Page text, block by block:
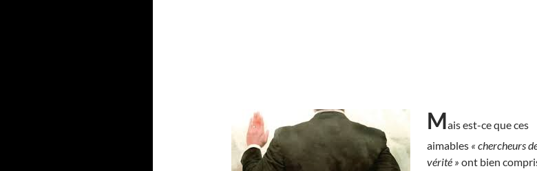
Mais est-ce que ces
aimables « chercheurs
vérité » ont bien